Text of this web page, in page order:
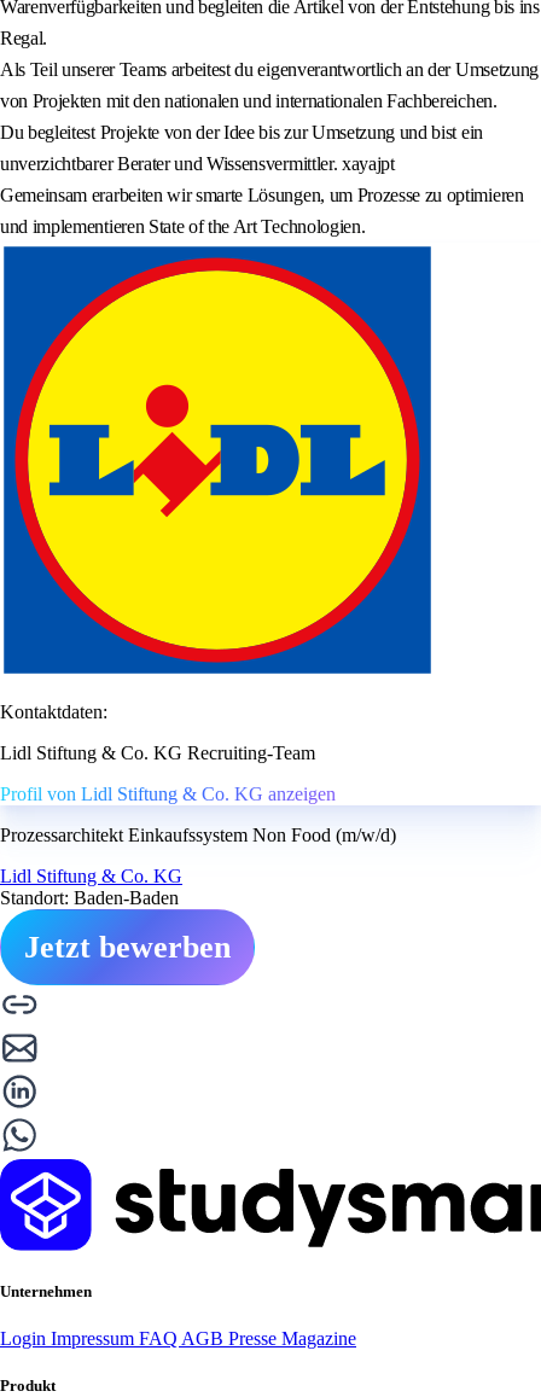
Warenverfügbarkeiten und begleiten die Artikel von der Entstehung bis ins
Regal.
Als Teil unserer Teams arbeitest du eigenverantwortlich an der Umsetzung
von Projekten mit den nationalen und internationalen Fachbereichen.
Du begleitest Projekte von der Idee bis zur Umsetzung und bist ein
unverzichtbarer Berater und Wissensvermittler. xayajpt
Gemeinsam erarbeiten wir smarte Lösungen, um Prozesse zu optimieren
und implementieren State of the Art Technologien.
Kontaktdaten:
Lidl Stiftung & Co. KG Recruiting-Team
Profil von Lidl Stiftung & Co. KG anzeigen
Prozessarchitekt Einkaufssystem Non Food (m/w/d)
Lidl Stiftung & Co. KG
Standort: Baden-Baden
Jetzt bewerben
Unternehmen
Login Impressum FAQ AGB Presse Magazine
Produkt